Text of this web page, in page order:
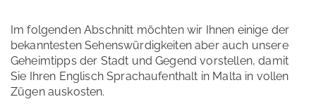
Im folgenden Abschnitt möchten wir Ihnen einige der
bekanntesten Sehenswürdigkeiten aber auch unsere
Geheimtipps der Stadt und Gegend vorstellen, damit
Sie Ihren Englisch Sprachaufenthalt in Malta in vollen
Zügen auskosten.